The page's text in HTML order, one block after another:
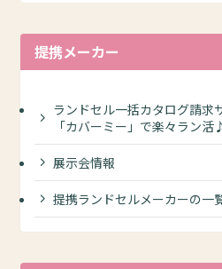
提携メーカー
ランドセル一括カタログ請求
「カバーミー」で楽々ラン活♪
展示会情報
提携ランドセルメーカーの一